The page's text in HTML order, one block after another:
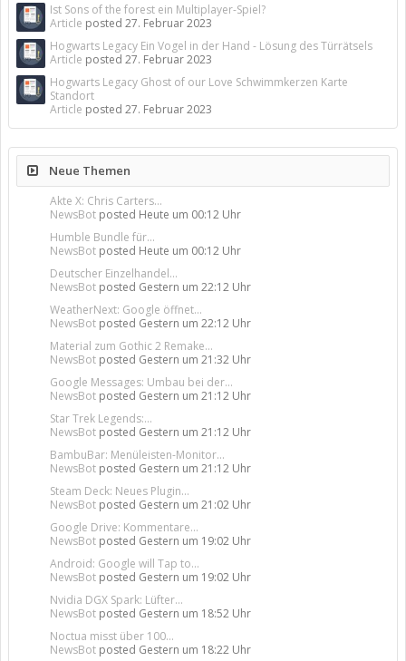
Ist Sons of the forest ein Multiplayer-Spiel?
Article posted 27. Februar 2023
Hogwarts Legacy Ein Vogel in der Hand - Lösung des Türrätsels
Article posted 27. Februar 2023
Hogwarts Legacy Ghost of our Love Schwimmkerzen Karte
Standort
Article posted 27. Februar 2023
Neue Themen
Akte X: Chris Carters...
NewsBot posted Heute um 00:12 Uhr
Humble Bundle für...
NewsBot posted Heute um 00:12 Uhr
Deutscher Einzelhandel...
NewsBot posted Gestern um 22:12 Uhr
WeatherNext: Google öffnet...
NewsBot posted Gestern um 22:12 Uhr
Material zum Gothic 2 Remake...
NewsBot posted Gestern um 21:32 Uhr
Google Messages: Umbau bei der...
NewsBot posted Gestern um 21:12 Uhr
Star Trek Legends:...
NewsBot posted Gestern um 21:12 Uhr
BambuBar: Menüleisten-Monitor...
NewsBot posted Gestern um 21:12 Uhr
Steam Deck: Neues Plugin...
NewsBot posted Gestern um 21:02 Uhr
Google Drive: Kommentare...
NewsBot posted Gestern um 19:02 Uhr
Android: Google will Tap to...
NewsBot posted Gestern um 19:02 Uhr
Nvidia DGX Spark: Lüfter...
NewsBot posted Gestern um 18:52 Uhr
Noctua misst über 100...
NewsBot posted Gestern um 18:22 Uhr